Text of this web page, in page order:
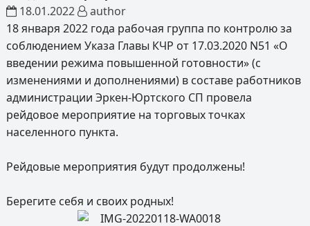
18.01.2022
author
18 января 2022 года рабочая группа по контролю за
соблюдением Указа Главы КЧР от 17.03.2020 N51 «О
введении режима повышенной готовности» (с
изменениями и дополнениями) в составе работников
администрации Эркен-Юртского СП провела
рейдовое мероприятие на торговых точках
населенного пункта.
Рейдовые мероприятия будут продолжены!
Берегите себя и своих родных!